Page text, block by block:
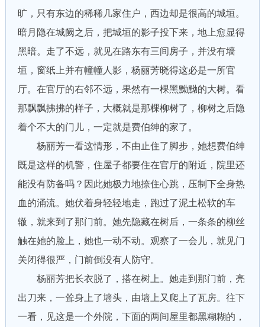
旷，只有东边的稀稀几家住户，西边却是很高的城垣。
暗月隐在城阙之后，把城垣的影子投下来，地上愈显得
黑暗。走了不远，就见在路东有三间房子，并没有墙
垣，窗纸上并有幢幢人影，杨丽芳晓得这必是一所官
厅。在官厅的右邻不远，果然有一棵黑黝黝的大树。看
那飘飘拂拂的样子，大概就是那棵柳树了，柳树之后隐
着个不大的门儿，一定就是费伯绅的家了。
杨丽芳一看这情形，不由止住了脚步，她想费伯绅
既是这样的机警，住屋子都要住在官厅的附近，院里还
能没有防备吗？因此她极力地捺住心跳，压制下全身热
血的涌流。她伏着身轻轻地走，跑过了泥土松软的车
辙，就来到了那门前。她先隐藏在树后，一条条的柳丝
触在她的脸上，她也一动不动。观察了一会儿，就见门
关闭得很严，门前倒没有人防守。
杨丽芳把长衣脱了，搭在树上。她走到那门前，亮
出刀来，一耸身上了墙头，由墙上又爬上了瓦房。往下
一看，见这是一个外院，下面的两间屋里都黑糊糊的，